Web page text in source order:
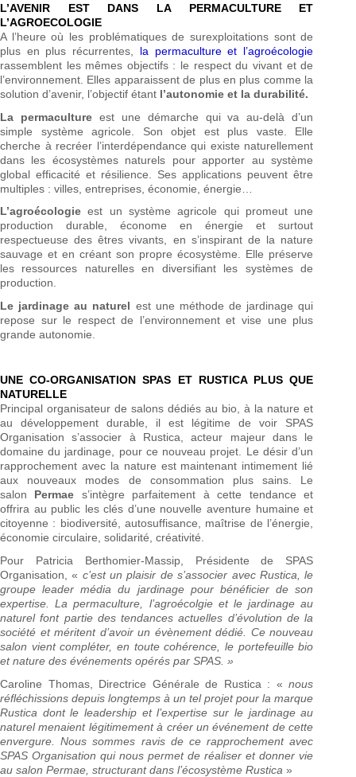
L’AVENIR EST DANS LA PERMACULTURE ET
L’AGROECOLOGIE
A l’heure où les problématiques de surexploitations sont de
plus en plus récurrentes, la permaculture et l’agroécologie
rassemblent les mêmes objectifs : le respect du vivant et de
l’environnement. Elles apparaissent de plus en plus comme la
solution d’avenir, l’objectif étant l’autonomie et la durabilité.
La permacultureest une démarche qui va au-delà d’un
simple système agricole. Son objet est plus vaste. Elle
cherche à recréer l’interdépendance qui existe naturellement
dans les écosystèmes naturels pour apporter au système
global efficacité et résilience. Ses applications peuvent être
multiples : villes, entreprises, économie, énergie…
L’agroécologie est un système agricole qui promeut une
production durable, économe en énergie et surtout
respectueuse des êtres vivants, en s’inspirant de la nature
sauvage et en créant son propre écosystème. Elle préserve
les ressources naturelles en diversifiant les systèmes de
production.
Le jardinage au naturel est une méthode de jardinage qui
repose sur le respect de l’environnement et vise une plus
grande autonomie.
UNE CO-ORGANISATION SPAS ET RUSTICA PLUS QUE
NATURELLE
Principal organisateur de salons dédiés au bio, à la nature et
au développement durable, il est légitime de voir SPAS
Organisation s’associer à Rustica, acteur majeur dans le
domaine du jardinage, pour ce nouveau projet. Le désir d’un
rapprochement avec la nature est maintenant intimement lié
aux nouveaux modes de consommation plus sains. Le
salon Permae s’intègre parfaitement à cette tendance et
offrira au public les clés d’une nouvelle aventure humaine et
citoyenne : biodiversité, autosuffisance, maîtrise de l’énergie,
économie circulaire, solidarité, créativité.
Pour Patricia Berthomier-Massip, Présidente de SPAS
Organisation, « c’est un plaisir de s’associer avec Rustica, le
groupe leader média du jardinage pour bénéficier de son
expertise. La permaculture, l’agroécolgie et le jardinage au
naturel font partie des tendances actuelles d’évolution de la
société et méritent d’avoir un évènement dédié. Ce nouveau
salon vient compléter, en toute cohérence, le portefeuille bio
et nature des événements opérés par SPAS. »
Caroline Thomas, Directrice Générale de Rustica : «nous
réfléchissions depuis longtemps à un tel projet pour la marque
Rustica dont le leadership et l’expertise sur le jardinage au
naturel menaient légitimement à créer un événement de cette
envergure. Nous sommes ravis de ce rapprochement avec
SPAS Organisation qui nous permet de réaliser et donner vie
au salon Permae, structurant dans l’écosystème Rustica »